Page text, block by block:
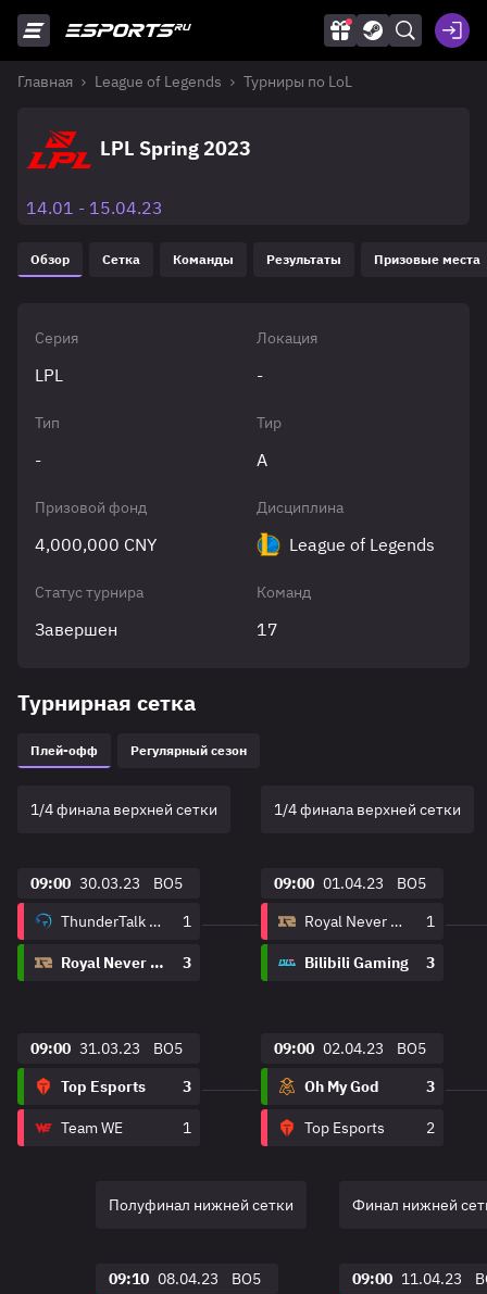
Главная League of Legends Турниры по LoL
LPL Spring 2023
14.01 - 15.04.23
Обзор Сетка Команды Результаты Призовые места
Серия
LPL
Локация
-
Тип
-
Тир
A
Призовой фонд
4,000,000 CNY
Дисциплина
League of Legends
Статус турнира
Завершен
Команд
17
Турнирная сетка
Плей-офф Регулярный сезон
1/4 финала верхней сетки
09:00 30.03.23
BO5
ThunderTalk Gaming
1
Royal Never Give Up 3
09:00 31.03.23
BO5
Top Esports
3
Team WE 1
1/4 финала верхней сетки
09:00 01.04.23
BO5
Royal Never Give Up
1
Bilibili Gaming 3
09:00 02.04.23
BO5
Oh My God
3
Top Esports 2
Полуфинал нижней сетки
09:10 08.04.23
BO5
Финал нижней
09:00 11.04.23